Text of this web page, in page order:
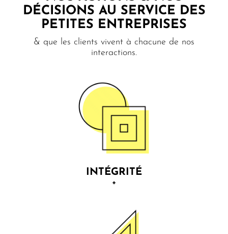
DÉCISIONS AU SERVICE DES
PETITES ENTREPRISES
& que les clients vivent à chacune de nos
interactions.
INTÉGRITÉ
+